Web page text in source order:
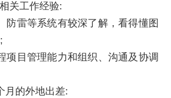
关工作经验:
防雷等系统有较深了解，看得懂图
项目管理能力和组织、沟通及协调
月的外地出差: